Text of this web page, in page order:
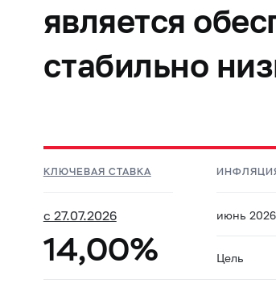
является
стабильно
КЛЮЧЕВАЯ СТАВКА
с 27.07.2026
14,00%
июнь 2026
Цель